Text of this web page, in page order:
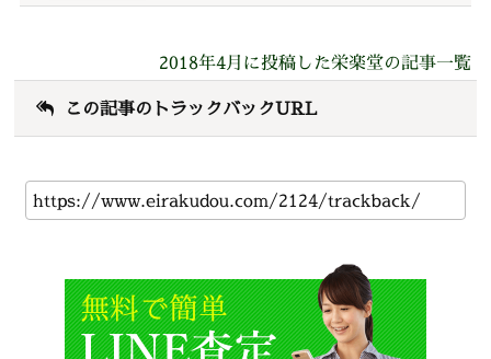
2018年4月に投稿した栄楽堂の記事一覧
この記事のトラックバックURL